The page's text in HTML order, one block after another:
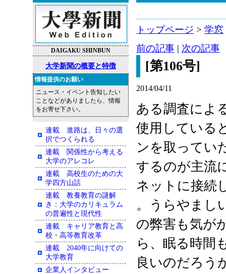
DAIGAKU SHINBUN
トップページ > 学窓
前の記事 | 次の記事
[第106号]
2014/04/11
ある調査によ
使用している
ンを取ってい
するのが主流
ネットに接続
。うらやまし
の弊害も気が
ら、眠る時間
良いのだろう
大学新聞の概要と特徴
情報提供のお願い
ニュース・イベント告知したい
ことなどがありましたら、情報
をお寄せ下さい。
連載 進路は、日々の選
択でつくられる
連載 関係性から考える
大学のアレコレ
連載 高校生のための大
学四方山話
連載 教養教育の謎解
き：大学のカリキュラム
の普遍性と現代性
連載 キャリア教育と高
校・高等教育改革
連載 2040年に向けての
大学教育
企業人インタビュー